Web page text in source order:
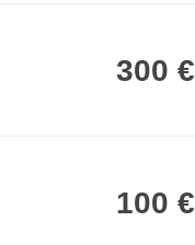
300 €
100 €